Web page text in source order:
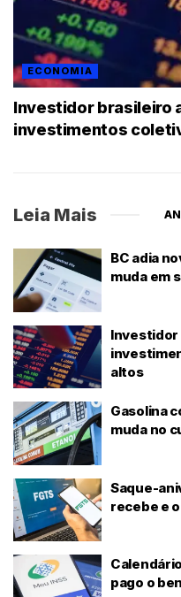
ECONOMIA
Investidor brasileiro
investimentos
Leia Mais
BC adia
muda em
Investidor
altos
Gasolina
muda no
Saque-
recebe e
pago o